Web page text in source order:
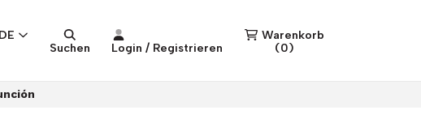
DE
Suchen
Login / Registrieren
Warenkorb
(0)